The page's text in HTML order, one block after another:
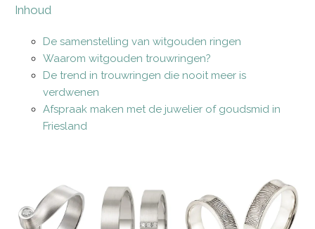
Inhoud
De samenstelling van witgouden ringen
Waarom witgouden trouwringen?
De trend in trouwringen die nooit meer is
verdwenen
Afspraak maken met de juwelier of goudsmid in
Friesland